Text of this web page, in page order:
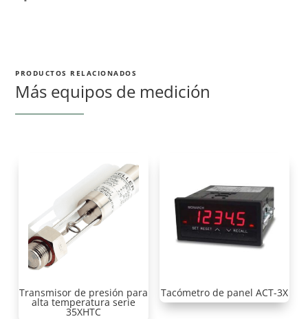
PRODUCTOS RELACIONADOS
Más equipos de medición
Transmisor de presión para
alta temperatura serie
35XHTC
Tacómetro de panel ACT-3X